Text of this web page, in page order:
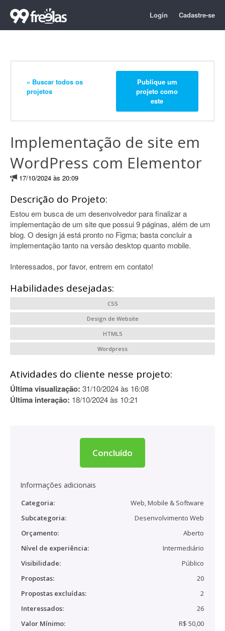
Login Cadastre-se
« Buscar todos os
projetos
Publique um
projeto como
este
Implementação de site em
WordPress com Elementor
17/10/2024 às 20:09
Descrição do Projeto:
Estou em busca de um desenvolvedor para finalizar a
implementação de um site que possui 9 páginas, além de um
blog. O design já está pronto no Figma; basta concluir a
implementação tanto na versão desktop quanto mobile.
Interessados, por favor, entrem em contato!
Habilidades desejadas:
CSS
Design de Website
HTML5
Wordpress
Atividades do cliente nesse projeto:
Última visualização: 31/10/2024 às 16:08
Última interação: 18/10/2024 às 10:21
Concluído
Informações adicionais
Categoria:
Web, Mobile & Software
Subcategoria:
Desenvolvimento Web
Orçamento:
Aberto
Nível de experiência:
Intermediário
Visibilidade:
Público
Propostas:
20
Propostas excluídas:
2
Interessados:
26
Valor Mínimo:
R$ 50,00